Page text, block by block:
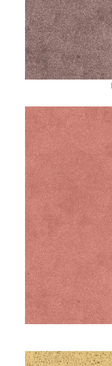
Для реалізації проєктів
максимально важливі
й чітка організація
небезпідставно
плиткубезпосередньо
посередницьких
розташованого в місті
Географічна
областідає змогу
мінімізувати
впливає на підсумкову
економічно вигідними.
Для транспортування
автомобілі із
акуратно, без
безпосередньо на
територію
будівельний
прямо на місці
додаткової
Постачання
графіком, незалежно
Налагоджена
необхідною кількістю
області.